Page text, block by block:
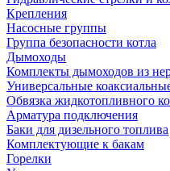
Крепления
Насосные группы
Группа безопасности котла
Дымоходы
Комплекты дымоходов из
Универсальные
Обвязка жидкотопливного
Арматура подключения
Баки для дизельного топлива
Комплектующие к бакам
Горелки